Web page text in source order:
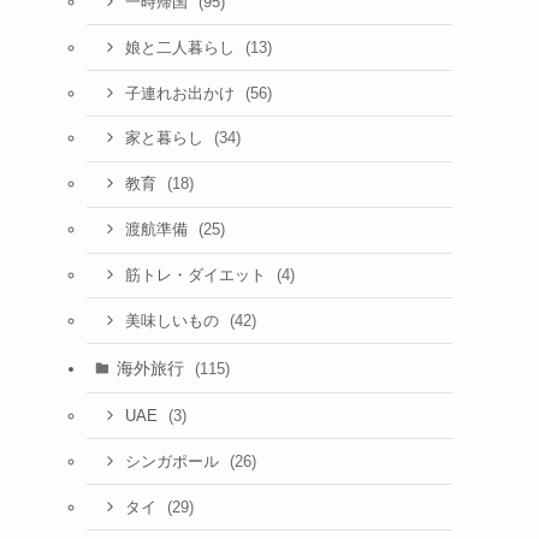
娘と二人暮らし (13)
子連れお出かけ (56)
家と暮らし (34)
教育 (18)
渡航準備 (25)
筋トレ・ダイエット (4)
美味しいもの (42)
海外旅行 (115)
UAE (3)
シンガポール (26)
タイ (29)